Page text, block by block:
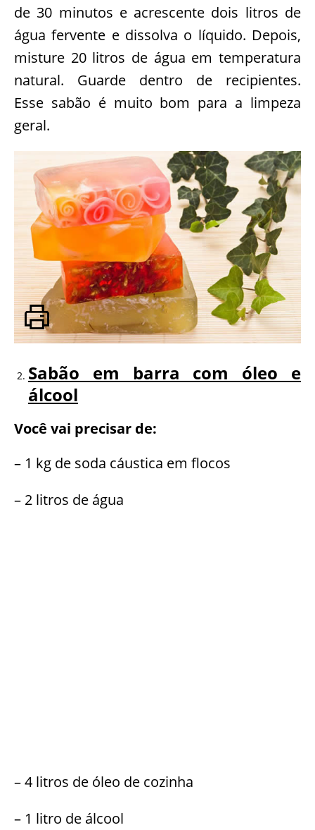
de 30 minutos e acrescente dois litros de
água fervente e dissolva o líquido. Depois,
misture 20 litros de água em temperatura
natural. Guarde dentro de recipientes.
Esse sabão é muito bom para a limpeza
geral.
Sabão em barra com óleo e
álcool
Você vai precisar de:
– 1 kg de soda cáustica em flocos
– 2 litros de água
– 4 litros de óleo de cozinha
– 1 litro de álcool